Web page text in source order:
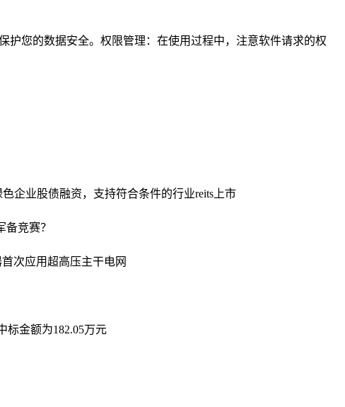
护您的数据安全。权限管理：在使用过程中，注意软件请求的权
企业股债融资，支持符合条件的行业reits上市
竞赛？
次应用超高压主干电网
标金额为182.05万元